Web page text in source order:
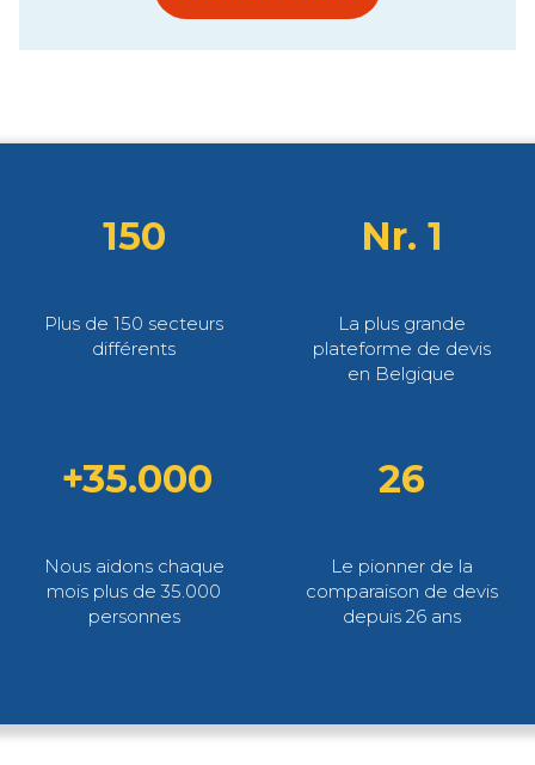
150
Plus de 150 secteurs
différents
Nr. 1
La plus grande
plateforme de devis
en Belgique
+35.000
Nous aidons chaque
mois plus de 35.000
personnes
26
Le pionner de la
comparaison de devis
depuis 26 ans